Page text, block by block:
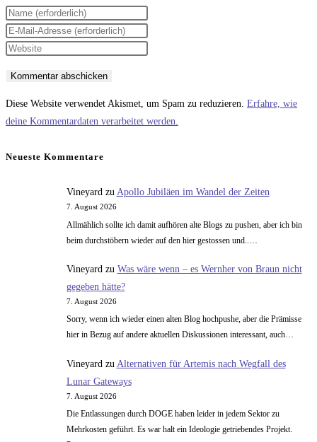
Gib
deinen
Namen
zum
Kommentieren
Gib
deine
Adresse
zum
ein
Gib
URL
ein
Diese Website verwendet Akismet, um Spam zu reduzieren. Erfahre, wie
deine Kommentardaten verarbeitet werden.
Neueste Kommentare
Vineyardzu Apollo Jubiläen im Wandel der Zeiten
7. August 2026
Allmählich sollte ich damit aufhören alte Blogs zu pushen, aber ich bin
beim durchstöbern wieder auf den hier gestossen und..…
Vineyard zu Was wäre wenn – es Wernher von Braun nicht
gegeben hätte?
7. August 2026
Sorry, wenn ich wieder einen alten Blog hochpushe, aber die Prämisse
hier in Bezug auf andere aktuellen Diskussionen interessant, auch…
Vineyard zu Alternativen für Artemis nach Wegfall des
Lunar Gateways
7. August 2026
Die Entlassungen durch DOGE haben leider in jedem Sektor zu
Mehrkosten geführt. Es war halt ein Ideologie getriebendes Projekt.